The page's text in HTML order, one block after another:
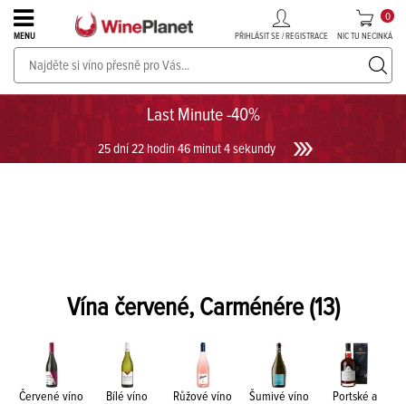
Last Minute -40%
25 dní 22 hodin 46 minut 4 sekundy
MENU PŘIHLÁSIT SE / REGISTRACE NIC TU NECINKÁ
0
PROSECCO v akci až do -30%!UKÁZAT PROSECCO
Vína červené, Carménére(13)
Červené víno Bílé víno Růžové víno Šumivé víno
Portské a